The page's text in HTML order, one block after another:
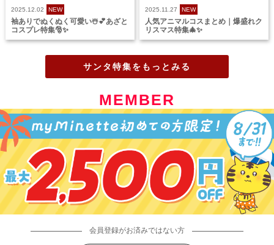
2025.12.02 NEW
袖ありでぬくぬく可愛い☃️💕あざと
コスプレ特集🎅✨
2025.11.27 NEW
人気アニマルコスまとめ｜爆盛れク
リスマス特集🎄✨
サンタ特集をもっとみる
MEMBER
会員登録がお済みではない方